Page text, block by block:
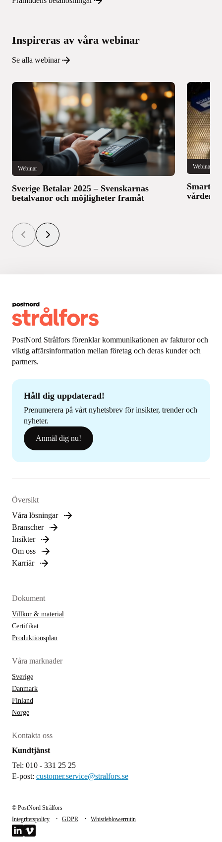
Inspireras av våra webinar
Se alla webinar
Webinar
Sverige Betalar 2025 – Svenskarnas
betalvanor och möjligheter framåt
Webinar
Smarter
vården
PostNord Strålfors förenklar kommunikationen av fakturor och
viktig affärsinformation mellan företag och deras kunder och
partners.
Håll dig uppdaterad!
Prenumerera på vårt nyhetsbrev för insikter, trender och
nyheter.
Anmäl dig nu!
Översikt
Våra lösningar
Branscher
Insikter
Om oss
Karriär
Dokument
Villkor & material
Certifikat
Produktionsplan
Våra marknader
Sverige
Danmark
Finland
Norge
Kontakta oss
Kundtjänst
Tel: 010 - 331 25 25
E-post: customer.service@stralfors.se
© PostNord Strålfors
Integritetspolicy
· GDPR · Whistleblowerrutin